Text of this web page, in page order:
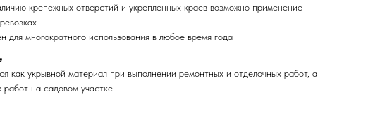
крепежных отверстий и укрепленных краев возможно применение
для многократного использования в любое время года
как укрывной материал при выполнении ремонтных и отделочных работ, а
работ на садовом участке.